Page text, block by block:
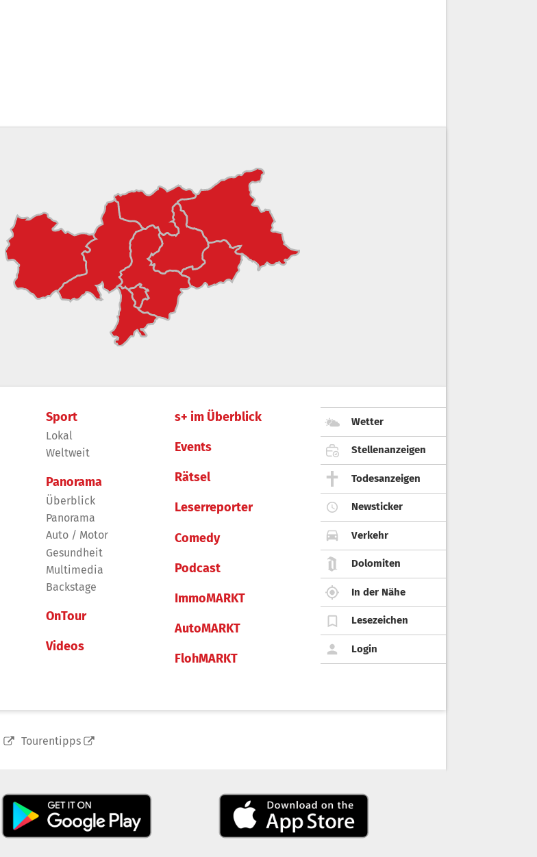
Sport
Lokal
Weltweit
Panorama
Überblick
Panorama
Auto / Motor
Gesundheit
Multimedia
Backstage
OnTour
Videos
s+ im Überblick
Events
Rätsel
Leserreporter
Comedy
Podcast
ImmoMARKT
AutoMARKT
FlohMARKT
Wetter
Stellenanzeigen
Todesanzeigen
Newsticker
Verkehr
Dolomiten
In der Nähe
Lesezeichen
Login
Tourentipps